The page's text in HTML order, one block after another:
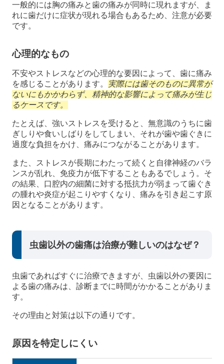
一般的には胸の痛みと歯の痛みが同時に現れますが、ま
れに歯だけに症状が現れる場合もあるため、注意が必要
です。
心理的なもの
不安やストレスなどの心理的な要因によって、歯に痛み
を感じることがあります。
実際には歯そのものに異常が
ないにもかかわらず、精神的な影響によって痛みが生じ
るケースです。
たとえば、強いストレスを受けると、無意識のうちに歯
ぎしりや食いしばりをしてしまい、それが歯や歯ぐきに
過度な負担をかけ、痛みにつながることがあります。
また、ストレスが長期にわたって続くと自律神経のバラ
ンスが乱れ、免疫力が低下することもあるでしょう。そ
の結果、口腔内の細菌に対する抵抗力が弱まって歯ぐき
の腫れや炎症が起こりやすくなり、痛みを引き起こす原
因となることがあります。
虫歯以外の歯痛は治療が難しいのはなぜ？
虫歯であればすぐに治療できますが、虫歯以外の要因に
よる歯の痛みは、診断までに時間がかかることがありま
す。
その理由と対策は以下の通りです。
原因を特定しにくい